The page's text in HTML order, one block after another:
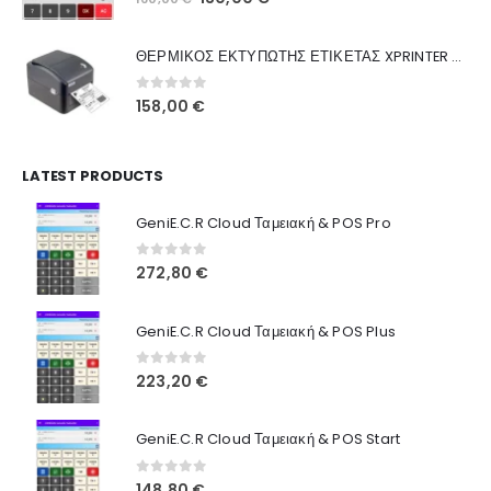
160,00 €. είναι:
ΘΕΡΜΙΚΟΣ ΕΚΤΥΠΩΤΗΣ ΕΤΙΚΕΤΑΣ XPRINTER XP-420B
0out of 5
158,00 €
LATEST PRODUCTS
GeniE.C.R Cloud Ταμειακή & POS Pro
0out of 5
272,80 €
GeniE.C.R Cloud Ταμειακή & POS Plus
0out of 5
223,20 €
GeniE.C.R Cloud Ταμειακή & POS Start
0out of 5
Ποιοι Είμαστε
Γιατί Εμάς
Blog
Όροι Χρήσης
Τρόποι Αγοράς
Τρόποι Πληρωμής
Τρόποι Αποστολής
Ασφάλεια Πληρωμών